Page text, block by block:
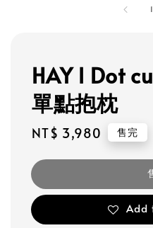
1
HAY l Dot
單點抱枕
Regular
NT$ 3,980 售完
Add